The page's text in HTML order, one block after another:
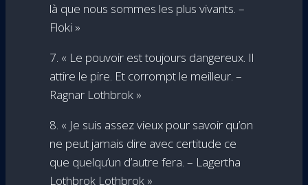
là que nous sommes les plus vivants. –
Floki »
7. « Le pouvoir est toujours dangereux. Il
attire le pire. Et corrompt le meilleur. –
Ragnar Lothbrok »
8. « Je suis assez vieux pour savoir qu’on
ne peut jamais dire avec certitude ce
que quelqu’un d’autre fera. – Lagertha
Lothbrok Lothbrok »